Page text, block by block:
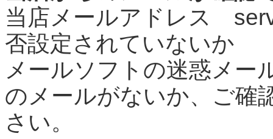
当店メールアドレス
否設定されていないか
メールソフトの迷惑メー
のメールがないか、ご確
さい。